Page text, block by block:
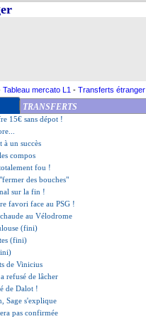
Tableau mercato L1 - Transferts étranger
TRANSFERTS
la Fiorentina !
deux coéquipiers
au Vélodrome
15€ sans dépot !
à un succès
compos
fou !
des bouches"
sur la fin !
favori face au PSG !
au Vélodrome
(fini)
(fini)
de Vinicius
refusé de lâcher
de Dalot !
Sage s'explique
pas confirmée